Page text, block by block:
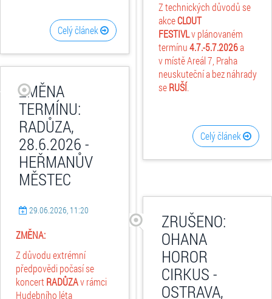
Celý článek
Z technických důvodů se
akceCLOUT
FESTIVLv plánovaném
termínu4.7.-5.7.2026a
v místě Areál 7, Praha
neuskuteční a bez náhrady
seRUŠÍ.
Celý článek
ZMĚNA
TERMÍNU:
RADŮZA,
28.6.2026 -
HEŘMANŮV
MĚSTEC
29.06.2026, 11:20
ZMĚNA:
Z důvodu extrémní
předpovědi počasí se
koncert RADŮZAv rámci
Hudebního léta
ZRUŠENO:
OHANA
HOROR
CIRKUS -
OSTRAVA,